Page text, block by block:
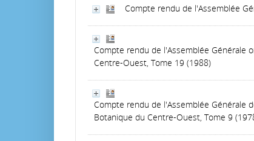
Compte rendu de l'Assemblée
Compte rendu de l'Assemblée Générale
Centre-Ouest, Tome 19 (1988)
Compte rendu de l'Assemblée Générale
Botanique du Centre-Ouest, Tome 9